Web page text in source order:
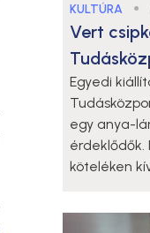
KULTÚRA ●
Vert
Egyedi
egy anya-
érdeklődők.
köteléken